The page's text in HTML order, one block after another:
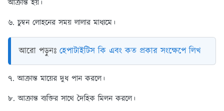
আক্রান্ত হয়।
৬. চুম্বন লোহনের সময় লালার মাধ্যমে।
আরো পড়ুনঃ হেপাটাইটিস কি এবং কত প্রকার সংক্ষেপে লিখ
৭. আক্রান্ত মায়ের দুধ পান করলে।
৮. আক্রান্ত ব্যক্তির সাথে দৈহিক মিলন করলে।